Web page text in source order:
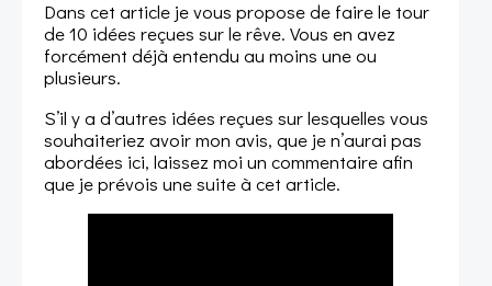
Dans cet article je vous propose de faire le tour
de 10 idées reçues sur le rêve. Vous en avez
forcément déjà entendu au moins une ou
plusieurs.
S’il y a d’autres idées reçues sur lesquelles vous
souhaiteriez avoir mon avis, que je n’aurai pas
abordées ici, laissez moi un commentaire afin
que je prévois une suite à cet article.